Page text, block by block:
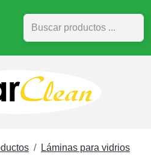
Buscar
Láminas para vidrios